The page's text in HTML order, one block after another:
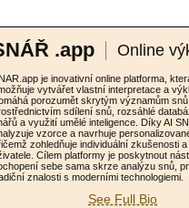
.app Online
je inovativní online platforma,
vytvářet vlastní interpretace a
porozumět skrytým významům snů
sdílení snů, rozsáhlé
a využití umělé inteligence. Díky AI
vzorce a navrhuje
zohledňuje individuální zkušenosti
Cílem platformy je poskytnout
sebe sama skrze analýzu snů,
znalosti s moderními technologiemi.
See Full Bio